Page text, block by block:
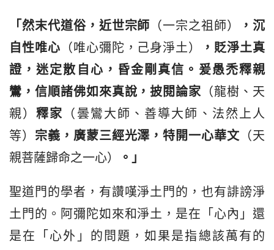
「然末代道俗， 近世宗師 （一宗之祖師） ，沉
自性唯心 （唯心彌陀，己身淨土） ， 貶淨土真
證 ，迷定散自心，昏金剛真信。爰愚禿釋親
鸞，信順諸佛如來真說，披閱論家 （龍樹、天
親）釋家 （曇鸞大師、善導大師、法然上人
等） 宗義，廣蒙三經光澤，特開一心華文 （天
親菩薩歸命之一心）
。」
聖道門的學者，有讚嘆淨土門的，也有誹謗淨
土門的。阿彌陀如來和淨土，是在「心內」還
是在「心外」的問題，如果是指總該萬有的